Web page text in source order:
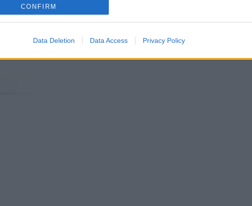
CONFIRM
Data Deletion Data Access Privacy Policy
használtan
7636